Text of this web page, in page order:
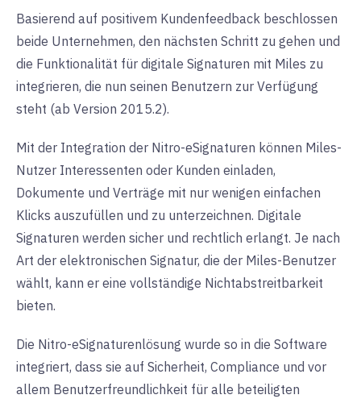
Basierend auf positivem Kundenfeedback beschlossen
beide Unternehmen, den nächsten Schritt zu gehen und
die Funktionalität für digitale Signaturen mit Miles zu
integrieren, die nun seinen Benutzern zur Verfügung
steht (ab Version 2015.2).
Mit der Integration der Nitro-eSignaturen können Miles-
Nutzer Interessenten oder Kunden einladen,
Dokumente und Verträge mit nur wenigen einfachen
Klicks auszufüllen und zu unterzeichnen. Digitale
Signaturen werden sicher und rechtlich erlangt. Je nach
Art der elektronischen Signatur, die der Miles-Benutzer
wählt, kann er eine vollständige Nichtabstreitbarkeit
bieten.
Die Nitro-eSignaturenlösung wurde so in die Software
integriert, dass sie auf Sicherheit, Compliance und vor
allem Benutzerfreundlichkeit für alle beteiligten